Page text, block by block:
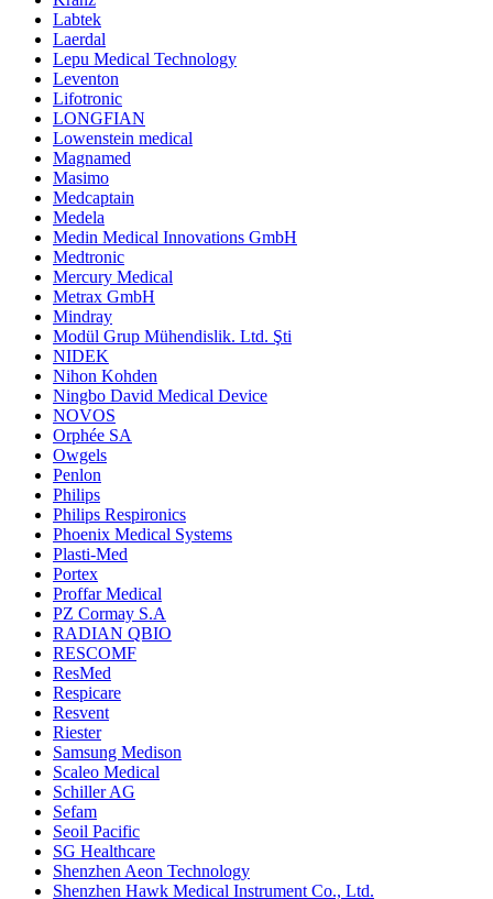
Labtek
Laerdal
Lepu Medical Technology
Leventon
Lifotronic
LONGFIAN
Lowenstein medical
Magnamed
Masimo
Medcaptain
Medela
Medin Medical Innovations GmbH
Medtronic
Mercury Medical
Metrax GmbH
Mindray
Modül Grup Mühendislik. Ltd. Şti
NIDEK
Nihon Kohden
Ningbo David Medical Device
NOVOS
Orphée SA
Owgels
Penlon
Philips
Philips Respironics
Phoenix Medical Systems
Plasti-Med
Portex
Proffar Medical
PZ Cormay S.A
RADIAN QBIO
RESCOMF
ResMed
Respicare
Resvent
Riester
Samsung Medison
Scaleo Medical
Schiller AG
Sefam
Seoil Pacific
SG Healthcare
Shenzhen Aeon Technology
Shenzhen Hawk Medical Instrument Co., Ltd.